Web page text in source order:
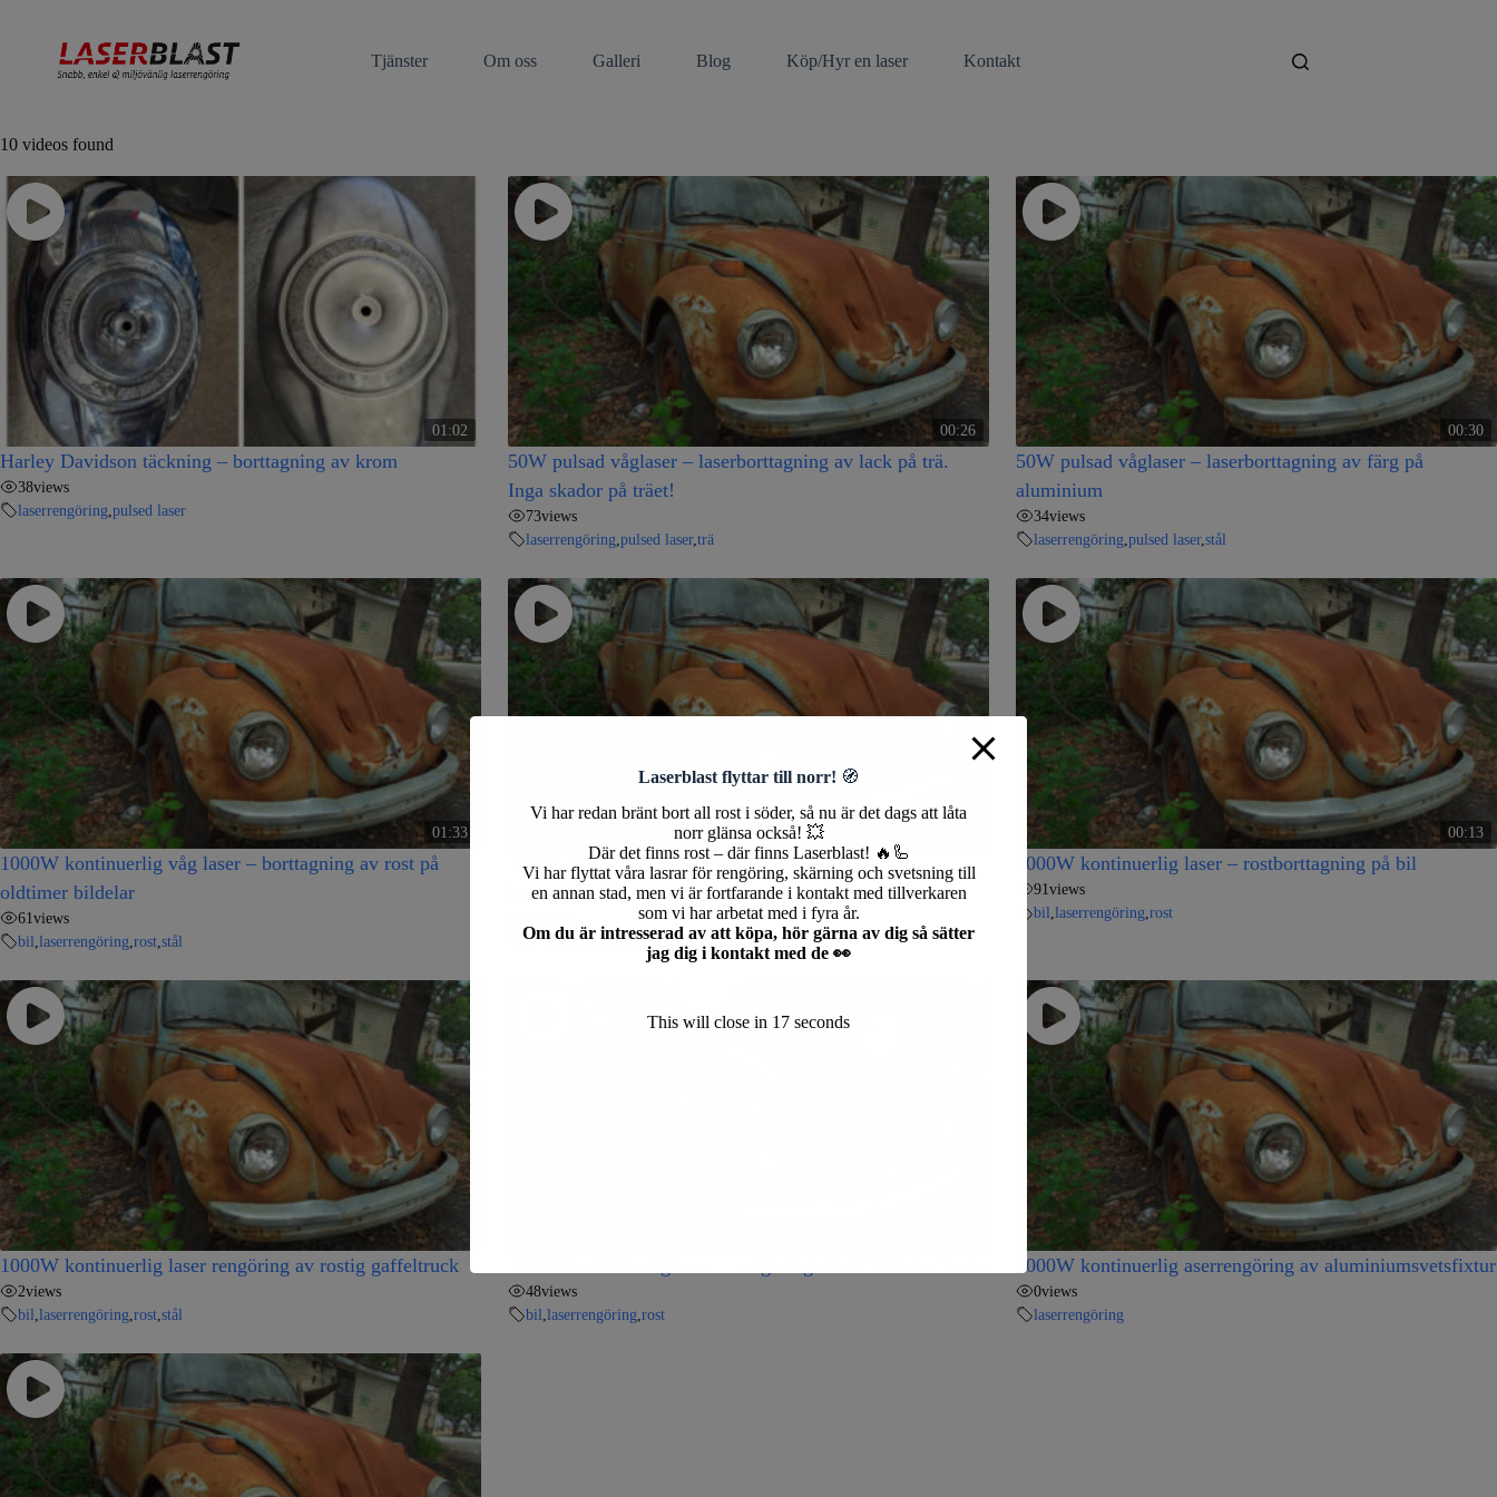
Tjänster Om oss Galleri Blog Köp/Hyr en laser Kontakt
laserrengöring
10 videos found
01:02
Harley Davidson täckning – borttagning av krom
38views
laserrengöring pulsed laser
00:26
50W pulsad våglaser – laserborttagning av lack på trä.
Inga skador på träet!
73views
laserrengöring pulsed laser,trä
00:30
50W pulsad våglaser – laserborttagning av färg på
aluminium
34views
laserrengöring pulsed laser,stål
01:33
1000W kontinuerlig våg laser – borttagning av rost på
oldtimer bildelar
61views
bil laserrengöring rost stål
100W pulsad laser – laserborttagning av färg på
koppardelar
laserrengöring,pulsed laser
00:13
1000W kontinuerlig laser – rostborttagning på bil
91views
bil laserrengöring rost
1000W kontinuerlig laser rengöring av rostig gaffeltruck
2views
bil laserrengöring rost stål
48views
bil laserrengöring rost
1000W kontinuerlig aserrengöring av aluminiumsvetsfixtur
0views
laserrengöring
Laserblast flyttar till norr! 🧭
Vi har redan bränt bort all rost i söder, så nu är det dags att låta
norr glänsa också! 💥
Där det finns rost – där finns Laserblast! 🔥🦾
Vi har flyttat våra lasrar för rengöring, skärning och svetsning till
en annan stad, men vi är fortfarande i kontakt med tillverkaren
som vi har arbetat med i fyra år.
Om du är intresserad av att köpa, hör gärna av dig så sätter
jag dig i kontakt med de 👀
This will close in 15 seconds